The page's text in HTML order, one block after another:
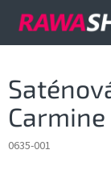
0635-001